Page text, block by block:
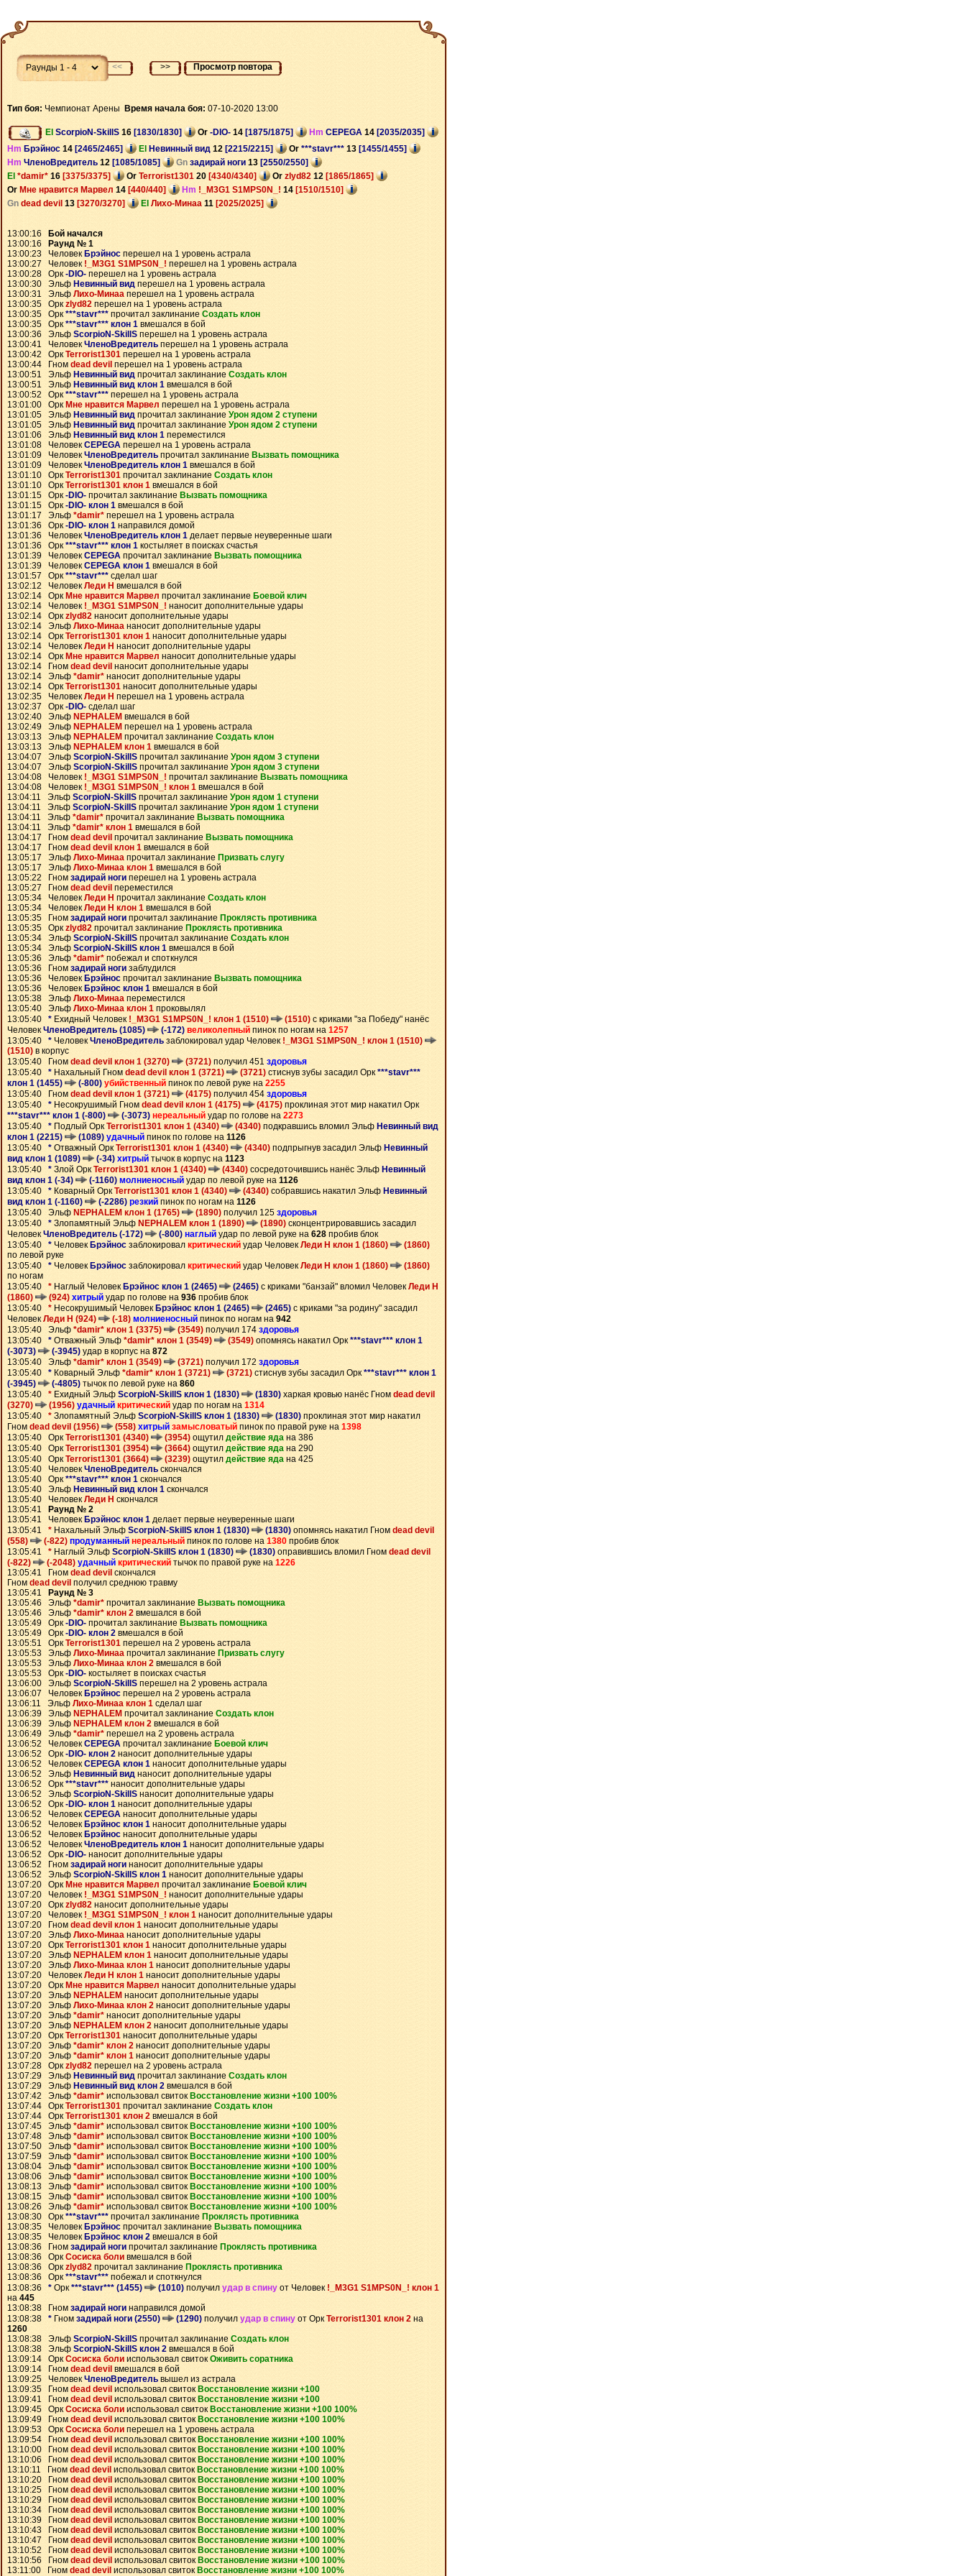
<< >> Просмотр повтора
Тип боя: Чемпионат Арены Время начала боя: 07-10-2020 13:00
El ScorpioN-SkillS 16 [1830/1830] Or -DIO- 14 [1875/1875] Hm CEPEGA 14 [2035/2035]
Hm Брэйнос 14 [2465/2465] El Невинный вид 12 [2215/2215] Or ***stavr*** 13 [1455/1455]
Hm ЧленоВредитель 12 [1085/1085] Gn задирай ноги 13 [2550/2550]
El *damir* 16 [3375/3375] Or Terrorist1301 20 [4340/4340] Or zlyd82 12 [1865/1865]
Or Мне нравится Марвел 14 [440/440] Hm !_M3G1 S1MPS0N_! 14 [1510/1510]
Gn dead devil 13 [3270/3270] El Лихо-Минаа 11 [2025/2025]
13:00:16
Бой начался
13:00:16
Раунд № 1
13:00:23 Человек Брэйнос перешел на 1 уровень астрала
13:00:27 Человек !_M3G1 S1MPS0N_! перешел на 1 уровень астрала
13:00:28 Орк-DIO- перешел на 1 уровень астрала
13:00:30 Эльф Невинный вид перешел на 1 уровень астрала
13:00:31 Эльф Лихо-Минаа перешел на 1 уровень астрала
13:00:35 Оркzlyd82 перешел на 1 уровень астрала
13:00:35 Орк***stavr*** прочитал заклинание Создать клон
13:00:35 Орк***stavr*** клон 1 вмешался в бой
13:00:36 Эльф ScorpioN-SkillS перешел на 1 уровень астрала
13:00:41 ЧеловекЧленоВредитель перешел на 1 уровень астрала
13:00:42 ОркTerrorist1301 перешел на 1 уровень астрала
13:00:44 Гном dead devil перешел на 1 уровень астрала
13:00:51 Эльф Невинный вид прочитал заклинание Создать клон
13:00:51 Эльф Невинный вид клон 1 вмешался в бой
13:00:52 Орк***stavr*** перешел на 1 уровень астрала
13:01:00 Орк Мне нравится Марвел перешел на 1 уровень астрала
13:01:05 Эльф Невинный вид прочитал заклинание Урон ядом 2 ступени
13:01:05 Эльф Невинный вид прочитал заклинание Урон ядом 2 ступени
13:01:06 Эльф Невинный вид клон 1 переместился
13:01:08 Человек CEPEGA перешел на 1 уровень астрала
13:01:09 ЧеловекЧленоВредитель прочитал заклинание Вызвать помощника
13:01:09 ЧеловекЧленоВредитель клон 1 вмешался в бой
13:01:10 ОркTerrorist1301 прочитал заклинание Создать клон
13:01:10 ОркTerrorist1301 клон 1 вмешался в бой
13:01:15 Орк-DIO- прочитал заклинание Вызвать помощника
13:01:15 Орк-DIO- клон 1 вмешался в бой
13:01:17 Эльф *damir* перешел на 1 уровень астрала
13:01:36 Орк-DIO- клон 1 направился домой
13:01:36 ЧеловекЧленоВредитель клон 1 делает первые неуверенные шаги
13:01:36 Орк***stavr*** клон 1 костыляет в поисках счастья
13:01:39 ЧеловекCEPEGA прочитал заклинание Вызвать помощника
13:01:39 Человек CEPEGA клон 1 вмешался в бой
13:01:57 Орк***stavr*** сделал шаг
13:02:12 ЧеловекЛеди Н вмешался в бой
13:02:14 Орк Мне нравится Марвел прочитал заклинание Боевой клич
13:02:14 Человек !_M3G1 S1MPS0N_! наносит дополнительные удары
13:02:14 Оркzlyd82 наносит дополнительные удары
13:02:14 Эльф Лихо-Минаа наносит дополнительные удары
13:02:14 ОркTerrorist1301 клон 1 наносит дополнительные удары
13:02:14 Человек Леди Н наносит дополнительные удары
13:02:14 Орк Мне нравится Марвел наносит дополнительные удары
13:02:14 Гном dead devil наносит дополнительные удары
13:02:14 Эльф *damir* наносит дополнительные удары
13:02:14 ОркTerrorist1301 наносит дополнительные удары
13:02:35 ЧеловекЛеди Н перешел на 1 уровень астрала
13:02:37 Орк-DIO- сделал шаг
13:02:40 Эльф NEPHALEM вмешался в бой
13:02:49 Эльф NEPHALEM перешел на 1 уровень астрала
13:03:13 Эльф NEPHALEM прочитал заклинание Создать клон
13:03:13 Эльф NEPHALEM клон 1 вмешался в бой
13:04:07 Эльф ScorpioN-SkillS прочитал заклинание Урон ядом 3 ступени
13:04:07 Эльф ScorpioN-SkillS прочитал заклинание Урон ядом 3 ступени
13:04:08 Человек !_M3G1 S1MPS0N_! прочитал заклинание Вызвать помощника
13:04:08 Человек !_M3G1 S1MPS0N_! клон 1 вмешался в бой
13:04:11 Эльф ScorpioN-SkillS прочитал заклинание Урон ядом 1 ступени
13:04:11 Эльф ScorpioN-SkillS прочитал заклинание Урон ядом 1 ступени
13:04:11 Эльф *damir* прочитал заклинание Вызвать помощника
13:04:11 Эльф *damir* клон 1 вмешался в бой
13:04:17 Гном dead devil прочитал заклинание Вызвать помощника
13:04:17 Гном dead devil клон 1 вмешался в бой
13:05:17 Эльф Лихо-Минаа прочитал заклинание Призвать слугу
13:05:17 Эльф Лихо-Минаа клон 1 вмешался в бой
13:05:22 Гном задирай ноги перешел на 1 уровень астрала
13:05:27 Гном dead devil переместился
13:05:34 ЧеловекЛеди Н прочитал заклинание Создать клон
13:05:34 ЧеловекЛеди Н клон 1 вмешался в бой
13:05:35 Гном задирай ноги прочитал заклинание Проклясть противника
13:05:35 Оркzlyd82 прочитал заклинание Проклясть противника
13:05:34 Эльф ScorpioN-SkillS прочитал заклинание Создать клон
13:05:34 Эльф ScorpioN-SkillS клон 1 вмешался в бой
13:05:36 Эльф *damir* побежал и споткнулся
13:05:36 Гном задирай ноги заблудился
13:05:36 Человек Брэйнос прочитал заклинание Вызвать помощника
13:05:36 Человек Брэйнос клон 1 вмешался в бой
13:05:38 Эльф Лихо-Минаа переместился
13:05:40 Эльф Лихо-Минаа клон 1 проковылял
13:05:40 * Ехидный Человек !_M3G1 S1MPS0N_! клон 1 (1510) (1510) с криками "за Победу" нанёс
ЧеловекЧленоВредитель (1085) (-172) великолепный пинок по ногам на 1257
13:05:40 * Человек ЧленоВредитель заблокировал удар Человек !_M3G1 S1MPS0N_! клон 1 (1510)
(1510) в корпус
13:05:40 Гном dead devil клон 1 (3270) (3721) получил 451 здоровья
13:05:40 * Нахальный Гном dead devil клон 1 (3721) (3721) стиснув зубы засадил Орк***stavr***
клон 1 (1455)
(-800) убийственный пинок по левой руке на 2255
13:05:40 Гном dead devil клон 1 (3721) (4175) получил 454 здоровья
13:05:40 * Несокрушимый Гном dead devil клон 1 (4175) (4175) проклиная этот мир накатил Орк
***stavr*** клон 1 (-800)
(-3073) нереальный удар по голове на 2273
13:05:40 * Подлый ОркTerrorist1301 клон 1 (4340) (4340) подкравшись вломил Эльф Невинный вид
клон 1 (2215)
(1089) удачный пинок по голове на 1126
13:05:40 * Отважный ОркTerrorist1301 клон 1 (4340) (4340) подпрыгнув засадил Эльф Невинный
вид клон 1 (1089)
(-34) хитрый тычок в корпус на 1123
13:05:40 * Злой ОркTerrorist1301 клон 1 (4340) (4340) сосредоточившись нанёс Эльф Невинный
вид клон 1 (-34)
(-1160) молниеносный удар по левой руке на 1126
13:05:40 * Коварный ОркTerrorist1301 клон 1 (4340) (4340) собравшись накатил Эльф Невинный
вид клон 1 (-1160)
(-2286) резкий пинок по ногам на 1126
13:05:40 Эльф NEPHALEM клон 1 (1765) (1890) получил 125 здоровья
13:05:40 * Злопамятный Эльф NEPHALEM клон 1 (1890) (1890) сконцентрировавшись засадил
Человек ЧленоВредитель (-172) (-800) наглый удар по левой руке на 628 пробив блок
13:05:40 * Человек Брэйнос заблокировал критический удар ЧеловекЛеди Н клон 1 (1860)
(1860)
по левой руке
13:05:40 * Человек Брэйнос заблокировал критический удар Человек Леди Н клон 1 (1860)
(1860)
по ногам
13:05:40 * Наглый Человек Брэйнос клон 1 (2465) (2465) с криками "банзай" вломил ЧеловекЛеди Н
(1860)
(924) хитрый удар по голове на 936 пробив блок
13:05:40 * Несокрушимый Человек Брэйнос клон 1 (2465) (2465) с криками "за родину" засадил
ЧеловекЛеди Н (924) (-18) молниеносный пинок по ногам на 942
13:05:40 Эльф *damir* клон 1 (3375) (3549) получил 174 здоровья
13:05:40 * Отважный Эльф *damir* клон 1 (3549) (3549) опомнясь накатил Орк***stavr*** клон 1
(-3073)
(-3945) удар в корпус на 872
13:05:40 Эльф *damir* клон 1 (3549) (3721) получил 172 здоровья
13:05:40 * Коварный Эльф *damir* клон 1 (3721) (3721) стиснув зубы засадил Орк***stavr*** клон 1
(-3945)
(-4805) тычок по левой руке на 860
13:05:40 * Ехидный Эльф ScorpioN-SkillS клон 1 (1830) (1830) харкая кровью нанёс Гном dead devil
(3270)
(1956) удачный критический удар по ногам на 1314
13:05:40 * Злопамятный Эльф ScorpioN-SkillS клон 1 (1830) (1830) проклиная этот мир накатил
Гном dead devil (1956) (558) хитрый замысловатый пинок по правой руке на 1398
13:05:40 Орк Terrorist1301 (4340) (3954) ощутил действие яда на 386
13:05:40 ОркTerrorist1301 (3954) (3664) ощутил действие яда на 290
13:05:40 ОркTerrorist1301 (3664) (3239) ощутил действие яда на 425
13:05:40 Человек ЧленоВредитель скончался
13:05:40 Орк***stavr*** клон 1 скончался
13:05:40 Эльф Невинный вид клон 1 скончался
13:05:40 ЧеловекЛеди Н скончался
13:05:41
Раунд № 2
13:05:41 Человек Брэйнос клон 1 делает первые неуверенные шаги
13:05:41 * Нахальный Эльф ScorpioN-SkillS клон 1 (1830) (1830) опомнясь накатил Гном dead devil
(558)
(-822) продуманный нереальный пинок по голове на 1380 пробив блок
13:05:41 * Наглый Эльф ScorpioN-SkillS клон 1 (1830) (1830) оправившись вломил Гном dead devil
(-822)
(-2048) удачный критический тычок по правой руке на 1226
13:05:41 Гном dead devil скончался
Гном dead devil получил среднюю травму
13:05:41
Раунд № 3
13:05:46 Эльф *damir* прочитал заклинание Вызвать помощника
13:05:46 Эльф *damir* клон 2 вмешался в бой
13:05:49 Орк-DIO- прочитал заклинание Вызвать помощника
13:05:49 Орк -DIO- клон 2 вмешался в бой
13:05:51 ОркTerrorist1301 перешел на 2 уровень астрала
13:05:53 Эльф Лихо-Минаа прочитал заклинание Призвать слугу
13:05:53 Эльф Лихо-Минаа клон 2 вмешался в бой
13:05:53 Орк -DIO- костыляет в поисках счастья
13:06:00 Эльф ScorpioN-SkillS перешел на 2 уровень астрала
13:06:07 Человек Брэйнос перешел на 2 уровень астрала
13:06:11 Эльф Лихо-Минаа клон 1 сделал шаг
13:06:39 Эльф NEPHALEM прочитал заклинание Создать клон
13:06:39 Эльф NEPHALEM клон 2 вмешался в бой
13:06:49 Эльф *damir* перешел на 2 уровень астрала
13:06:52 ЧеловекCEPEGA прочитал заклинание Боевой клич
13:06:52 Орк -DIO- клон 2 наносит дополнительные удары
13:06:52 ЧеловекCEPEGA клон 1 наносит дополнительные удары
13:06:52 Эльф Невинный вид наносит дополнительные удары
13:06:52 Орк***stavr*** наносит дополнительные удары
13:06:52 Эльф ScorpioN-SkillS наносит дополнительные удары
13:06:52 Орк-DIO- клон 1 наносит дополнительные удары
13:06:52 Человек CEPEGA наносит дополнительные удары
13:06:52 Человек Брэйнос клон 1 наносит дополнительные удары
13:06:52 Человек Брэйнос наносит дополнительные удары
13:06:52 ЧеловекЧленоВредитель клон 1 наносит дополнительные удары
13:06:52 Орк-DIO- наносит дополнительные удары
13:06:52 Гном задирай ноги наносит дополнительные удары
13:06:52 Эльф ScorpioN-SkillS клон 1 наносит дополнительные удары
13:07:20 Орк Мне нравится Марвел прочитал заклинание Боевой клич
13:07:20 Человек !_M3G1 S1MPS0N_! наносит дополнительные удары
13:07:20 Оркzlyd82 наносит дополнительные удары
13:07:20 Человек !_M3G1 S1MPS0N_! клон 1 наносит дополнительные удары
13:07:20 Гном dead devil клон 1 наносит дополнительные удары
13:07:20 Эльф Лихо-Минаа наносит дополнительные удары
13:07:20 ОркTerrorist1301 клон 1 наносит дополнительные удары
13:07:20 Эльф NEPHALEM клон 1 наносит дополнительные удары
13:07:20 Эльф Лихо-Минаа клон 1 наносит дополнительные удары
13:07:20 Человек Леди Н клон 1 наносит дополнительные удары
13:07:20 Орк Мне нравится Марвел наносит дополнительные удары
13:07:20 Эльф NEPHALEM наносит дополнительные удары
13:07:20 Эльф Лихо-Минаа клон 2 наносит дополнительные удары
13:07:20 Эльф *damir* наносит дополнительные удары
13:07:20 Эльф NEPHALEM клон 2 наносит дополнительные удары
13:07:20 Орк Terrorist1301 наносит дополнительные удары
13:07:20 Эльф *damir* клон 2 наносит дополнительные удары
13:07:20 Эльф *damir* клон 1 наносит дополнительные удары
13:07:28 Оркzlyd82 перешел на 2 уровень астрала
13:07:29 Эльф Невинный вид прочитал заклинание Создать клон
13:07:29 Эльф Невинный вид клон 2 вмешался в бой
13:07:42 Эльф *damir* использовал свиток Восстановление жизни +100 100%
13:07:44 ОркTerrorist1301 прочитал заклинание Создать клон
13:07:44 Орк Terrorist1301 клон 2 вмешался в бой
13:07:45 Эльф *damir* использовал свиток Восстановление жизни +100 100%
13:07:48 Эльф *damir* использовал свиток Восстановление жизни +100 100%
13:07:50 Эльф *damir* использовал свиток Восстановление жизни +100 100%
13:07:59 Эльф *damir* использовал свиток Восстановление жизни +100 100%
13:08:04 Эльф *damir* использовал свиток Восстановление жизни +100 100%
13:08:06 Эльф *damir* использовал свиток Восстановление жизни +100 100%
13:08:13 Эльф *damir* использовал свиток Восстановление жизни +100 100%
13:08:15 Эльф *damir* использовал свиток Восстановление жизни +100 100%
13:08:26 Эльф *damir* использовал свиток Восстановление жизни +100 100%
13:08:30 Орк***stavr*** прочитал заклинание Проклясть противника
13:08:35 Человек Брэйнос прочитал заклинание Вызвать помощника
13:08:35 Человек Брэйнос клон 2 вмешался в бой
13:08:36 Гном задирай ноги прочитал заклинание Проклясть противника
13:08:36 ОркСосиска боли вмешался в бой
13:08:36 Оркzlyd82 прочитал заклинание Проклясть противника
13:08:36 Орк ***stavr*** побежал и споткнулся
13:08:36 * Орк***stavr*** (1455) (1010) получил удар в спину от Человек !_M3G1 S1MPS0N_! клон 1
на 445
13:08:38 Гном задирай ноги направился домой
13:08:38 * Гном задирай ноги (2550) (1290) получил удар в спину от Орк Terrorist1301 клон 2 на
1260
13:08:38 Эльф ScorpioN-SkillS прочитал заклинание Создать клон
13:08:38 Эльф ScorpioN-SkillS клон 2 вмешался в бой
13:09:14 ОркСосиска боли использовал свиток Оживить соратника
13:09:14 Гном dead devil вмешался в бой
13:09:25 ЧеловекЧленоВредитель вышел из астрала
13:09:35 Гном dead devil использовал свиток Восстановление жизни +100
13:09:41 Гном dead devil использовал свиток Восстановление жизни +100
13:09:45 Орк Сосиска боли использовал свиток Восстановление жизни +100 100%
13:09:49 Гном dead devil использовал свиток Восстановление жизни +100 100%
13:09:53 ОркСосиска боли перешел на 1 уровень астрала
13:09:54 Гном dead devil использовал свиток Восстановление жизни +100 100%
13:10:00 Гном dead devil использовал свиток Восстановление жизни +100 100%
13:10:06 Гном dead devil использовал свиток Восстановление жизни +100 100%
13:10:11 Гном dead devil использовал свиток Восстановление жизни +100 100%
13:10:20 Гном dead devil использовал свиток Восстановление жизни +100 100%
13:10:25 Гном dead devil использовал свиток Восстановление жизни +100 100%
13:10:29 Гном dead devil использовал свиток Восстановление жизни +100 100%
13:10:34 Гном dead devil использовал свиток Восстановление жизни +100 100%
13:10:39 Гном dead devil использовал свиток Восстановление жизни +100 100%
13:10:43 Гном dead devil использовал свиток Восстановление жизни +100 100%
13:10:47 Гном dead devil использовал свиток Восстановление жизни +100 100%
13:10:52 Гном dead devil использовал свиток Восстановление жизни +100 100%
13:10:56 Гном dead devil использовал свиток Восстановление жизни +100 100%
13:11:00 Гном dead devil использовал свиток Восстановление жизни +100 100%